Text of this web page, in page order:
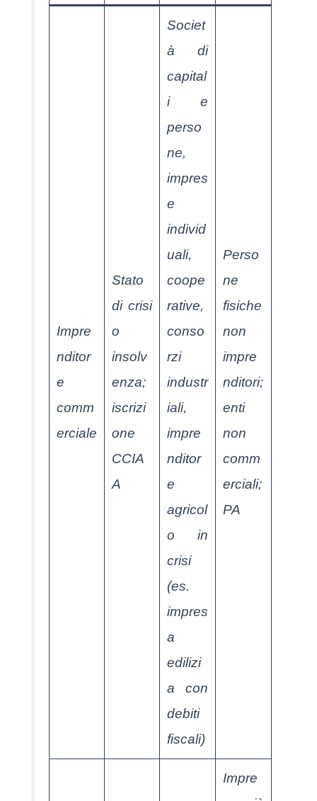
Impre
nditor
e
comm
erciale
Stato
di crisi
o
insolv
enza;
iscrizi
one
CCIA
A
Societ
à di
capital
i e
perso
ne,
impres
e
individ
uali,
coope
rative,
conso
rzi
industr
iali,
impre
nditor
e
agricol
oin
crisi
(es.
impres
a
edilizi
a con
debiti
fiscali)
Perso
ne
fisiche
non
impre
nditori;
enti
non
comm
erciali;
PA
Impre